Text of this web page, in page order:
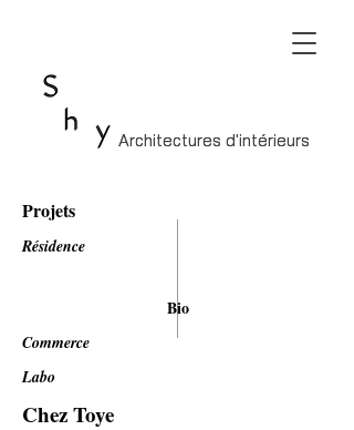
Architectures d'intérieurs
Architectures d'intérieurs
Projets
Résidence
Bio
Commerce
Labo
Chez Toye